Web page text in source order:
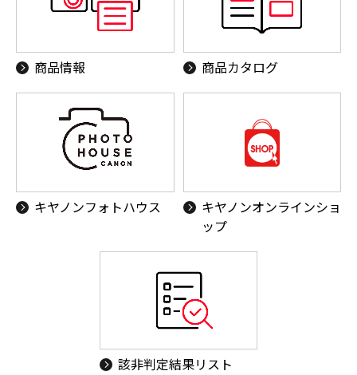
商品情報 商品カタログ
キヤノンフォトハウス
キヤノンオンラインショ
ップ
該非判定結果リスト